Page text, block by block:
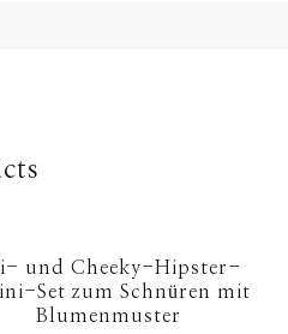
und Cheeky-Hipster-
Set zum Schnüren mit
Blumenmuster